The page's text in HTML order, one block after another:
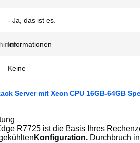
- Ja, das ist es.
Informationen
Keine
Server mit Xeon CPU 16GB-64GB
R7725 ist die Basis Ihres
Konfiguration. Durchbruch